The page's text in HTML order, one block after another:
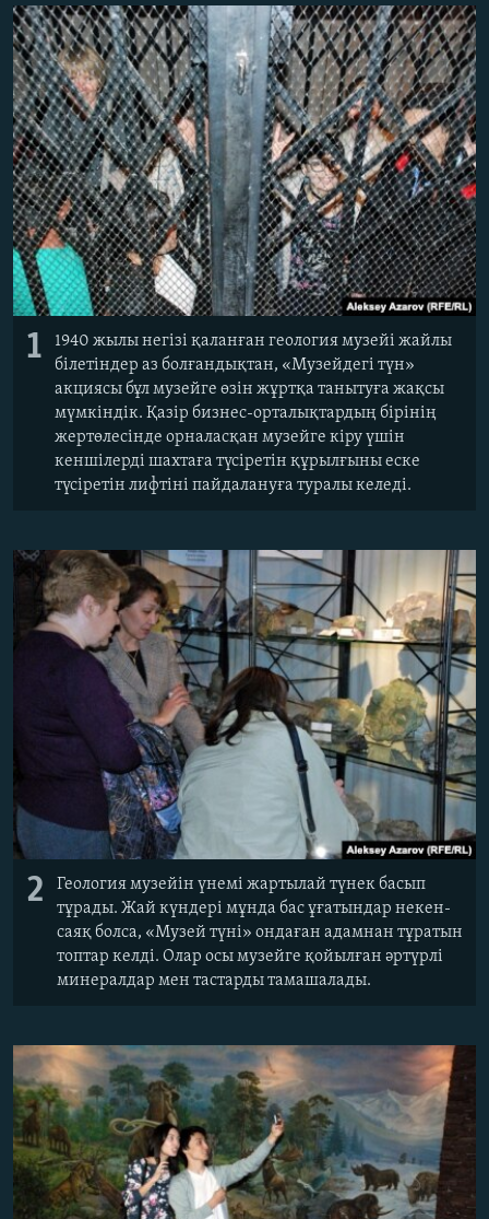
ЖАЗЫЛЫҢЫЗ
Басқа тілдерде
1
1940 жылы негізі қаланған геология музейі жайлы
білетіндер аз болғандықтан, «Музейдегі түн»
акциясы бұл музейге өзін жұртқа танытуға жақсы
мүмкіндік. Қазір бизнес-орталықтардың бірінің
жертөлесінде орналасқан музейге кіру үшін
кеншілерді шахтаға түсіретін құрылғыны еске
түсіретін лифтіні пайдалануға туралы келеді.
2
Геология музейін үнемі жартылай түнек басып
тұрады. Жай күндері мұнда бас ұғатындар некен-
саяқ болса, «Музей түні» ондаған адамнан тұратын
топтар келді. Олар осы музейге қойылған әртүрлі
минералдар мен тастарды тамашалады.